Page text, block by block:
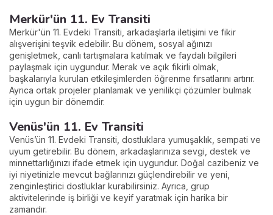
Merkür'ün 11. Ev Transiti
Merkür'ün 11. Evdeki Transiti, arkadaşlarla iletişimi ve fikir
alışverişini teşvik edebilir. Bu dönem, sosyal ağınızı
genişletmek, canlı tartışmalara katılmak ve faydalı bilgileri
paylaşmak için uygundur. Merak ve açık fikirli olmak,
başkalarıyla kurulan etkileşimlerden öğrenme fırsatlarını artırır.
Ayrıca ortak projeler planlamak ve yenilikçi çözümler bulmak
için uygun bir dönemdir.
Venüs'ün 11. Ev Transiti
Venüs’ün 11. Evdeki Transiti, dostluklara yumuşaklık, sempati ve
uyum getirebilir. Bu dönem, arkadaşlarınıza sevgi, destek ve
minnettarlığınızı ifade etmek için uygundur. Doğal cazibeniz ve
iyi niyetinizle mevcut bağlarınızı güçlendirebilir ve yeni,
zenginleştirici dostluklar kurabilirsiniz. Ayrıca, grup
aktivitelerinde iş birliği ve keyif yaratmak için harika bir
zamandır.